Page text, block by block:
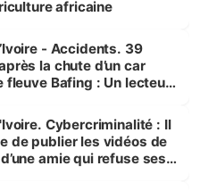
africaine
- Accidents. 39
la chute d’un car
fleuve Bafing : Un lecteur
Cybercriminalité : Il
de publier les vidéos de
amie qui refuse ses